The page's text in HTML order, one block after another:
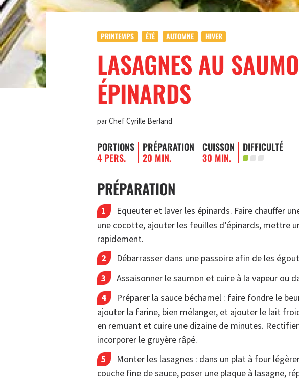
PRINTEMPS ÉTÉ AUTOMNE HIVER
LASAGNES AU
ÉPINARDS
par Chef Cyrille Berland
PORTIONS
4 PERS.
PRÉPARATION
20 MIN.
CUISSON
30 MIN.
DIFFICULTÉ
PRÉPARATION
Equeuter et laver les épinards. Faire chauffer
une cocotte, ajouter les feuilles d’épinards, mettre
rapidement.
Débarrasser dans une passoire afin de les
Assaisonner le saumon et cuire à la vapeur ou
Préparer la sauce béchamel : faire fondre le
ajouter la farine, bien mélanger, et ajouter le lait
en remuant et cuire une dizaine de minutes.
incorporer le gruyère râpé.
Monter les lasagnes : dans un plat à four
couche fine de sauce, poser une plaque à lasagne,